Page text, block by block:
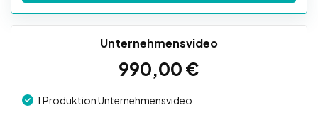
Unternehmensvideo
990,00€
1 Produktion Unternehmensvideo